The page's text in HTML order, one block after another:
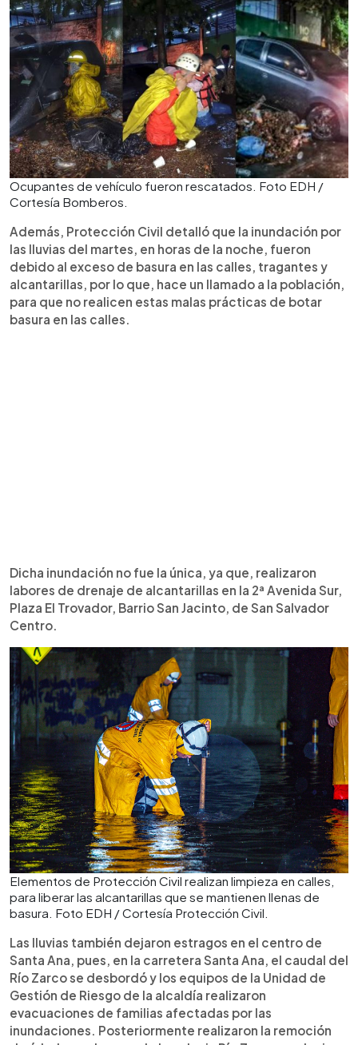
Ocupantes de vehículo fueron rescatados. Foto EDH /
Cortesía Bomberos.
Además, Protección Civil detalló que la inundación por
las lluvias del martes, en horas de la noche, fueron
debido al exceso de basura en las calles, tragantes y
alcantarillas, por lo que, hace un llamado a la población,
para que no realicen estas malas prácticas de botar
basura en las calles.
Dicha inundación no fue la única, ya que, realizaron
labores de drenaje de alcantarillas en la 2ª Avenida Sur,
Plaza El Trovador, Barrio San Jacinto, de San Salvador
Centro.
Elementos de Protección Civil realizan limpieza en calles,
para liberar las alcantarillas que se mantienen llenas de
basura. Foto EDH / Cortesía Protección Civil.
Las lluvias también dejaron estragos en el centro de
Santa Ana, pues, en la carretera Santa Ana, el caudal del
Río Zarco se desbordó y los equipos de la Unidad de
Gestión de Riesgo de la alcaldía realizaron
evacuaciones de familias afectadas por las
inundaciones. Posteriormente realizaron la remoción